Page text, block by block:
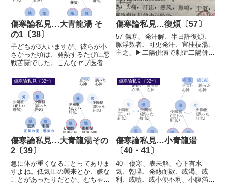
傷寒論私見…大青龍湯 そ
の1〔38〕
子どもが3人いますが、彼らが小
さかった頃は、発熱するたびに悪
戦苦闘でした。こんなヤブ医者に
に連れて行ったものです。 しか
しその繰り返しの中で、腕を磨き
ました。いまは、発熱などの感染
症で手こずることはなくなりま
し...
傷寒論私見…復煩〔57〕
57 傷寒、発汗解、半日許復煩、
脈浮数者、可更発汗、宜桂枝湯、
主之、▶二陽併病で劇症二陽併病
す。これも難解ですね。単純に考
えてみましょう。傷寒を発汗した
ら解した。半日したらと書いて
い...
傷寒論私見〔32~〕
傷寒論私見…大青龍湯その
2〔39〕
急に体が重くなることってありま
すよね。低気圧の襲来とか、嫌な
ことがあったりだとか、むちゃ食
傷寒論私見〔32~〕
傷寒論私見…小青龍湯
〔40・41〕
40 傷寒、表未解、心下有水
気、乾嘔、発熱而欬、或渇、或
利、或噎、或小便不利、小腹満、